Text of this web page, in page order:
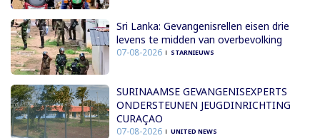
Sri Lanka: Gevangenisrellen eisen drie
levens te midden van overbevolking
07-08-2026 STARNIEUWS
SURINAAMSE GEVANGENISEXPERTS
ONDERSTEUNEN JEUGDINRICHTING
CURAÇAO
07-08-2026 UNITED NEWS